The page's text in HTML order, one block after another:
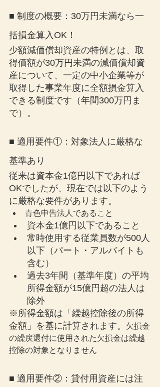
■ 制度の概要：30万円未満なら一
括損金算入OK！
少額減価償却資産の特例とは、取
得価額が30万円未満の減価償却資
産について、一定の中小企業等が
取得した事業年度に全額損金算入
できる制度です（年間300万円ま
で）。
■ 適用要件①：対象法人に厳格な
基準あり
従来は資本金1億円以下であれば
OKでしたが、現在では以下のよう
に厳格な要件があります。
青色申告法人であること
資本金1億円以下であること
常時使用する従業員数が500人
以下（パート・アルバイトも
含む）
過去3年間（基準年度）の平均
所得金額が15億円超の法人は
除外
※所得金額は「繰越控除後の所得
金額」を基に計算されます。
欠損金
の繰戻還付に使用された欠損金は繰越
控除の対象となりません
■ 適用要件②：貸付用資産には注